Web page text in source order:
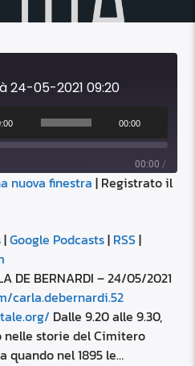
24-05-2021 09:20
00:00
00:00 /
nuova finestra | Registrato il
|Google Podcasts| RSS|
DE BERNARDI – 24/05/2021
carla.debernardi.52
Dalle 9.20 alle 9.30,
storie del Cimitero
quando nel 1895 le…